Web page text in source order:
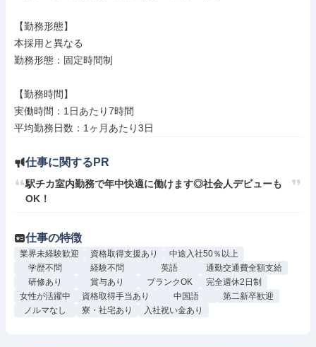
【勤務形態】
本採用と異なる
勤務形態：固定時間制
【勤務時間】
実働時間：1日あたり7時間
仕事に関するPR
駅チカ室内勤務で年中快適に働けます◎社会人デビューも
OK！
仕事の特徴
業界未経験歓迎 資格取得支援あり
中途入社50％以上
学歴不問
経験不問 英語
通勤交通費全額支給
研修あり
賞与あり ブランクOK
完全週休2日制
女性が活躍中
資格取得手当あり 中国語
第二新卒歓迎
ノルマなし
寮・社宅あり 入社祝い金あり